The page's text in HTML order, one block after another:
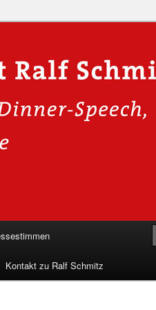
&
Ralf Schmitz. Erleben Sie Live-
Kontakt zu Ralf Schmitz